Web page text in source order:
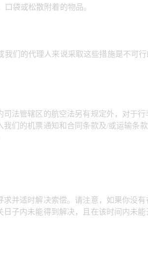
袋或松散附着的物品。
们的代理人来说采取这些措施是不可
法管辖区的航空法另有规定外，对于
们的机票通知和合同条款及/或运输条
并适时解决索偿。请注意，如果你没
子内未能得到解决，且在该时间内未能